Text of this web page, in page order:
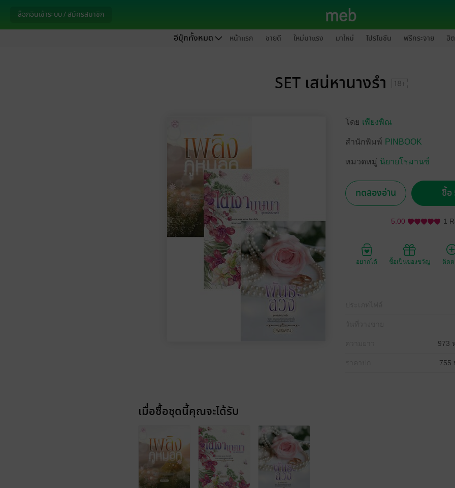
ล็อกอินเข้าระบบ / สมัครสมาชิก
อีบุ๊กทั้งหมด หน้าแรก ขายดี ใหม่มาแรง มาใหม่ โปรโมชัน ฟรีกระจาย ฮิ
SET เสน่หานางรำ
โดย เพียงพิณ
สำนักพิมพ์ PINBOOK
หมวดหมู่ นิยายโรมานซ์
ทดลองอ่าน ซื้อ
5.00 1
อยากได้ ซื้อเป็นของขวัญ ติด
973
755
เมื่อซื้อชุดนี้คุณจะได้รับ